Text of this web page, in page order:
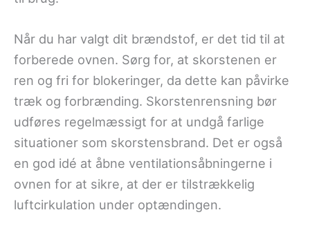
Når du har valgt dit brændstof, er det tid til at
forberede ovnen. Sørg for, at skorstenen er
ren og fri for blokeringer, da dette kan påvirke
træk og forbrænding. Skorstenrensning bør
udføres regelmæssigt for at undgå farlige
situationer som skorstensbrand. Det er også
en god idé at åbne ventilationsåbningerne i
ovnen for at sikre, at der er tilstrækkelig
luftcirkulation under optændingen.